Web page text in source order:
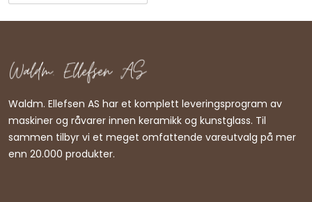
Waldm. Ellefsen AS har et komplett leveringsprogram av
maskiner og råvarer innen keramikk og kunstglass. Til
sammen tilbyr vi et meget omfattende vareutvalg på mer
enn 20.000 produkter.